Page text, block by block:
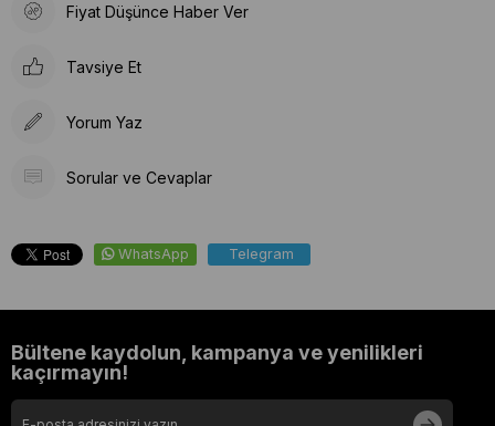
Fiyat Düşünce Haber Ver
Tavsiye Et
Yorum Yaz
Sorular ve Cevaplar
WhatsApp Telegram
Bültene kaydolun, kampanya ve yenilikleri
kaçırmayın!